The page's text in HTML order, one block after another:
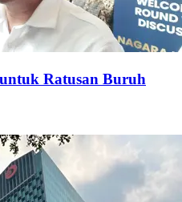
Ratusan Buruh